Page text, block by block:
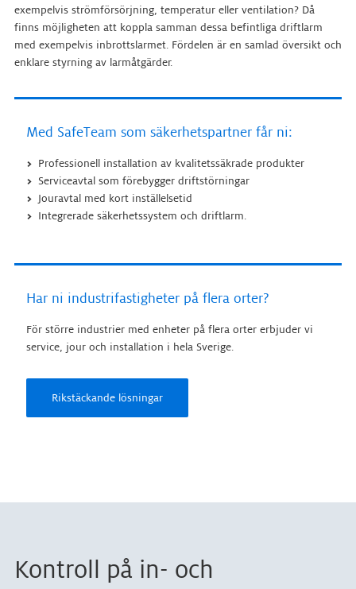
exempelvis strömförsörjning, temperatur eller ventilation? Då
finns möjligheten att koppla samman dessa befintliga driftlarm
med exempelvis inbrottslarmet. Fördelen är en samlad översikt och
enklare styrning av larmåtgärder.
Med SafeTeam som säkerhetspartner får ni:
Professionell installation av kvalitetssäkrade produkter
Serviceavtal som förebygger driftstörningar
Jouravtal med kort inställelsetid
Integrerade säkerhetssystem och driftlarm.
Har ni industrifastigheter på flera orter?
För större industrier med enheter på flera orter erbjuder vi
service, jour och installation i hela Sverige.
Rikstäckande lösningar
Kontroll på in- och